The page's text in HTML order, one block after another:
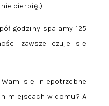
cierpię:)
godziny spalamy 125
zawsze czuje się
Wam się niepotrzebne
miejscach w domu? A